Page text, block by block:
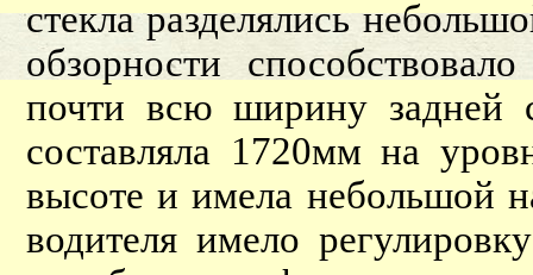
стекла разделялись
обзорности
почти всю ширину задней
составляла 1720мм на
высоте и имела небольшой
водителя имело